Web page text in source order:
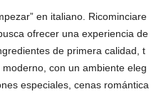
en italiano. Ricominciare
ofrecer una experiencia de
de primera calidad, t
con un ambiente eleg
especiales, cenas romántica